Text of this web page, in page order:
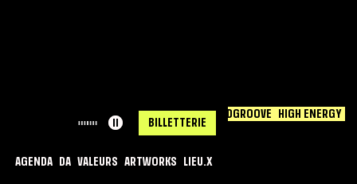
BILLETTERIE
ll
AGENDA DA VALEURS ARTWORKS LIEU.X
HIGH ENERGY
HARDGROOVE
TECHNO
HOUSE